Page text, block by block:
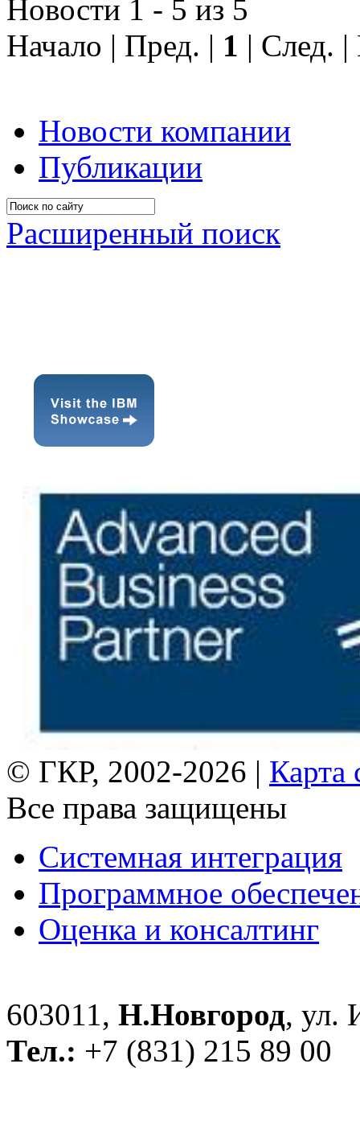
Новости 1 - 5 из 5
Начало | Пред. | 1 | След.
Новости компании
Публикации
Расширенный поиск
© ГКР, 2002-2026 | Карта
Все права защищены
Системная интеграция
Программное
Оценка и консалтинг
603011, Н.Новгород, ул.
Тел.: +7 (831) 215 89 00